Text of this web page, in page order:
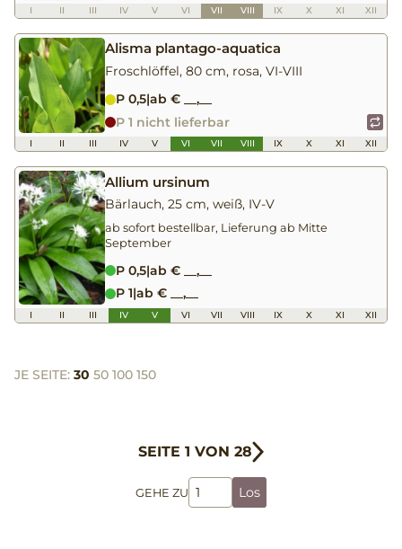
I II III IV V VI VII VIII IX X XI XII
Alisma plantago-aquatica
Froschlöffel, 80 cm, rosa, VI-VIII
P 0,5|ab € __,__
P 1 nicht lieferbar
I II III IV V VI VII VIII IX X XI XII
Allium ursinum
Bärlauch, 25 cm, weiß, IV-V
ab sofort bestellbar, Lieferung ab Mitte
September
P 0,5|ab € __,__
P 1|ab € __,__
I II III IV V VI VII VIII IX X XI XII
JE SEITE: 30 50 100 150
SEITE 1 VON 28
GEHE ZU Los